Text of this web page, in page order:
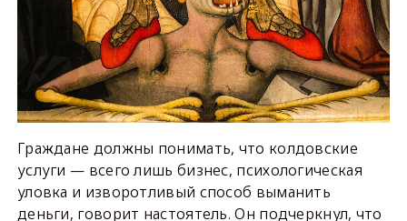
Граждане должны понимать, что колдовские
услуги — всего лишь бизнес, психологическая
уловка и изворотливый способ выманить
деньги, говорит настоятель. Он подчеркнул, что